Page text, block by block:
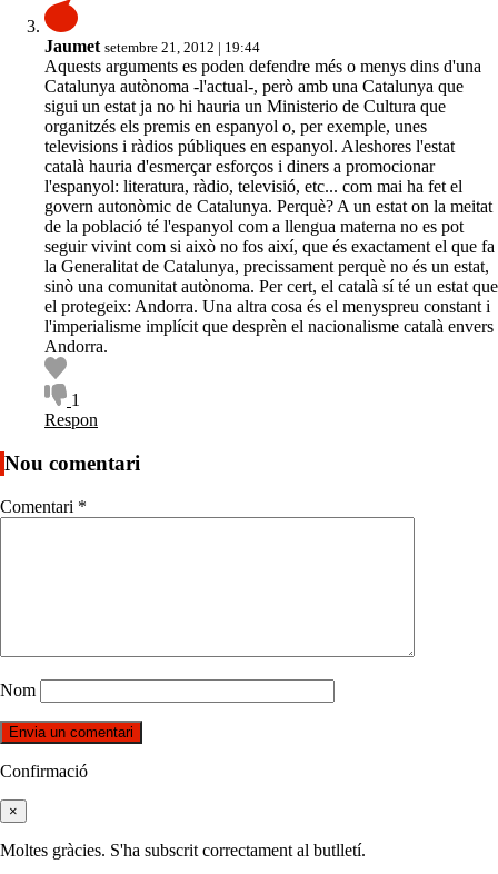
Jaumet setembre 21, 2012 | 19:44
Aquests arguments es poden defendre més o menys dins d'una
Catalunya autònoma -l'actual-, però amb una Catalunya que
sigui un estat ja no hi hauria un Ministerio de Cultura que
organitzés els premis en espanyol o, per exemple, unes
televisions i ràdios públiques en espanyol. Aleshores l'estat
català hauria d'esmerçar esforços i diners a promocionar
l'espanyol: literatura, ràdio, televisió, etc... com mai ha fet el
govern autonòmic de Catalunya. Perquè? A un estat on la meitat
de la població té l'espanyol com a llengua materna no es pot
seguir vivint com si això no fos així, que és exactament el que fa
la Generalitat de Catalunya, precissament perquè no és un estat,
sinò una comunitat autònoma. Per cert, el català sí té un estat que
el protegeix: Andorra. Una altra cosa és el menyspreu constant i
l'imperialisme implícit que desprèn el nacionalisme català envers
Andorra.
1
Respon
Nou comentari
Comentari *
Nom
Confirmació
×
Moltes gràcies. S'ha subscrit correctament al butlletí.